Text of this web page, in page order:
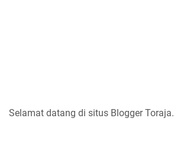
Selamat datang di situs Blogger Toraja.